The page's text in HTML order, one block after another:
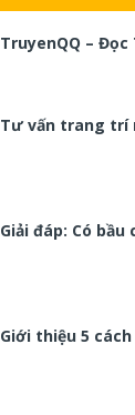
TruyenQQ –
Tư vấn trang trí
Giải đáp: Có
Giới thiệu 5